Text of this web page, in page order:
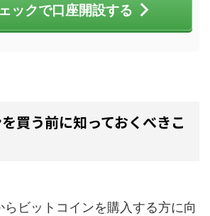
ックで口座開設する
買う前に知っておくべきこ
らビットコインを購入する方に向